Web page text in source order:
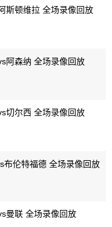
斯顿维拉 全场录像回放
阿森纳 全场录像回放
切尔西 全场录像回放
布伦特福德 全场录像回放
曼联 全场录像回放